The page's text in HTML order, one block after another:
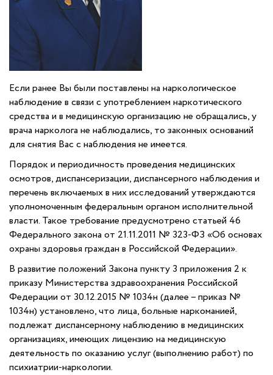
Если ранее Вы были поставлены на наркологическое
наблюдение в связи с употреблением наркотического
средства и в медицинскую организацию не обращались, у
врача нарколога не наблюдались, то законных оснований
для снятия Вас с наблюдения не имеется.
Порядок и периодичность проведения медицинских
осмотров, диспансеризации, диспансерного наблюдения и
перечень включаемых в них исследований утверждаются
уполномоченным федеральным органом исполнительной
власти. Такое требование предусмотрено статьей 46
Федерального закона от 21.11.2011 № 323-ФЗ «Об основах
охраны здоровья граждан в Российской Федерации».
В развитие положений Закона пункту 3 приложения 2 к
приказу Министерства здравоохранения Российской
Федерации от 30.12.2015 № 1034н (далее – приказ №
1034н) установлено, что лица, больные наркоманией,
подлежат диспансерному наблюдению в медицинских
организациях, имеющих лицензию на медицинскую
деятельность по оказанию услуг (выполнению работ) по
психиатрии-наркологии.